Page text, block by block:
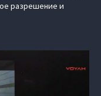
разрешение и